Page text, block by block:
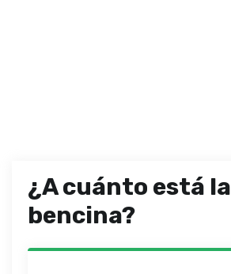
¿A cuánto está la
bencina?